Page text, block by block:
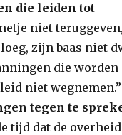
die leiden tot
niet
zijn baas niet
die worden
niet wegnemen.”
tegen te
tijd dat de overheid